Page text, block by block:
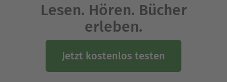
Lesen. Hören. Bücher
erleben.
Jetzt kostenlos testen